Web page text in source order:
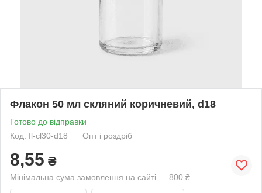
Флакон 50 мл скляний коричневий, d18
Готово до відправки
Код: fl-cl30-d18
Опт і роздріб
8,55 ₴
Мінімальна сума замовлення на сайті — 800 ₴